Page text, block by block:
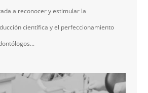
a reconocer y estimular la
científica y el perfeccionamiento